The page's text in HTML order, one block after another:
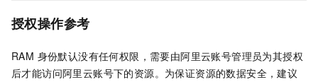
授权操作参考
RAM 身份默认没有任何权限，需要由阿里云账号管理员为其授权
后才能访问阿里云账号下的资源。为保证资源的数据安全，建议